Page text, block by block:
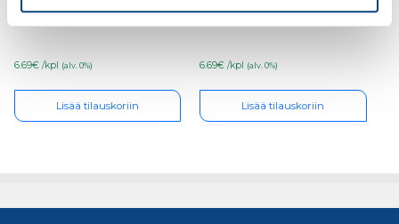
6.69€ /kpl (alv. 0%)
Lisää tilauskoriin
6.69€ /kpl (alv. 0%)
Lisää tilauskoriin